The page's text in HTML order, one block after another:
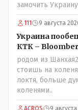
замочить
к Трампу. Ну и
предоставляли
которые
посмотрев на
живешь и многое
просто
встанут под нас
111 9 августа
Украина
КТК –
родом из
стоишь на
локтя, больше
коленями..
ACROS 9